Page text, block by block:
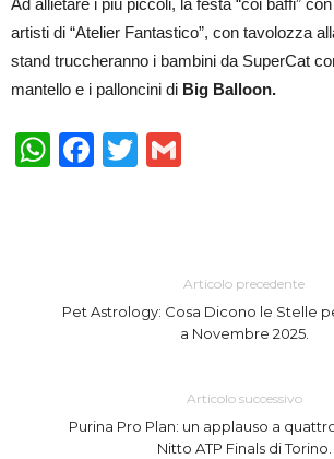
Ad allietare i più piccoli, la festa “coi baffi”
artisti di “Atelier Fantastico”, con tavolozza
stand truccheranno i bambini da SuperCat
mantello e i palloncini di Big Balloon.
WhatsApp
Facebook
Twitter
Articolo precedente
Pet Astrology: Cosa Dicono le Stelle
a Novembre 2025.
Articolo successivo
Purina Pro Plan: un applauso a
Nitto ATP Finals di Torino.